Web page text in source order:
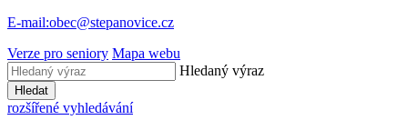
E-mail:obec@stepanovice.cz
Verze pro seniory Mapa webu
Hledaný výraz
Hledat
rozšířené vyhledávání